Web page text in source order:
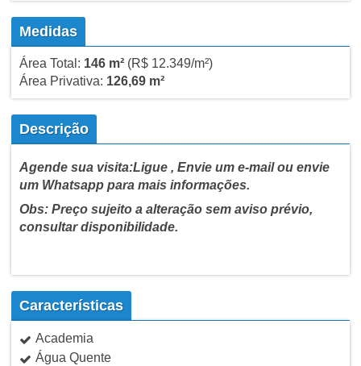
Medidas
Área Total: 146 m²(R$ 12.349/m²)
Área Privativa: 126,69 m²
Descrição
Agende sua visita:Ligue , Envie um e-mail ou envie
um Whatsapp para mais informações.
Obs: Preço sujeito a alteração sem aviso prévio,
consultar disponibilidade.
Características
Academia
Água Quente